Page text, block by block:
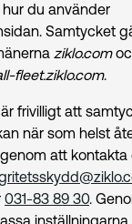
du använder
Samtycket
ziklo.com
fleet.ziklo.com.
frivilligt att
när som helst
att kontakta
031-83 89 30.